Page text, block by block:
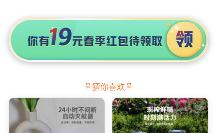
猜你喜欢